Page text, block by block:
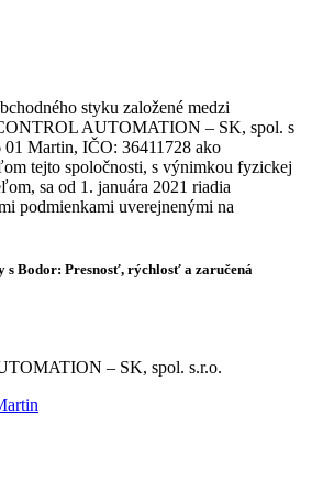
styku založené medzi
AUTOMATION – SK, spol. s
01 Martin, IČO: 36411728 ako
tejto spoločnosti, s výnimkou fyzickej
sa od 1. januára 2021 riadia
podmienkami uverejnenými na
s Bodor: Presnosť, rýchlosť a zaručená
– SK, spol. s.r.o.